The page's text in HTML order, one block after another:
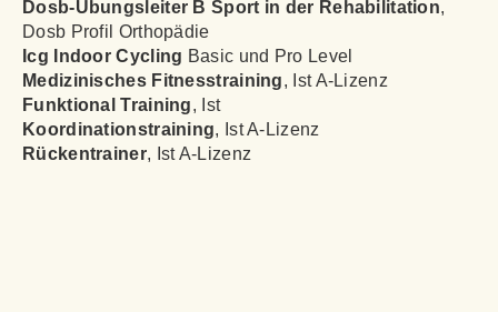
Dosb-Übungsleiter B Sport in der Rehabilitation,
Dosb Profil Orthopädie
Icg Indoor Cycling Basic und Pro Level
Medizinisches Fitnesstraining, Ist A-Lizenz
Funktional Training, Ist
Koordinationstraining, Ist A-Lizenz
Rückentrainer, Ist A-Lizenz